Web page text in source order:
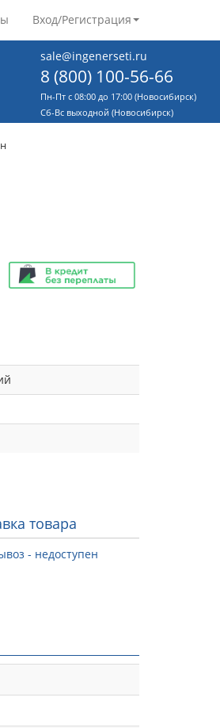
Вход/Регистрация
sale@ingenerseti.ru
8 (800) 100-56-66
Пн-Пт с 08:00 до 17:00 (Новосибирск)
Cб-Вс выходной (Новосибирск)
товара
- недоступен